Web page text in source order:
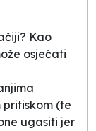
Kao
osjećati
(te
ugasiti jer